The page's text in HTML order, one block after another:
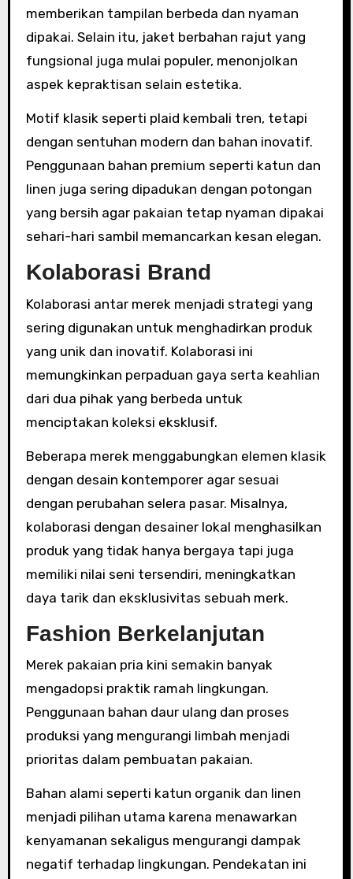
memberikan tampilan berbeda dan nyaman
dipakai. Selain itu, jaket berbahan rajut yang
fungsional juga mulai populer, menonjolkan
aspek kepraktisan selain estetika.
Motif klasik seperti plaid kembali tren, tetapi
dengan sentuhan modern dan bahan inovatif.
Penggunaan bahan premium seperti katun dan
linen juga sering dipadukan dengan potongan
yang bersih agar pakaian tetap nyaman dipakai
sehari-hari sambil memancarkan kesan elegan.
Kolaborasi Brand
Kolaborasi antar merek menjadi strategi yang
sering digunakan untuk menghadirkan produk
yang unik dan inovatif. Kolaborasi ini
memungkinkan perpaduan gaya serta keahlian
dari dua pihak yang berbeda untuk
menciptakan koleksi eksklusif.
Beberapa merek menggabungkan elemen klasik
dengan desain kontemporer agar sesuai
dengan perubahan selera pasar. Misalnya,
kolaborasi dengan desainer lokal menghasilkan
produk yang tidak hanya bergaya tapi juga
memiliki nilai seni tersendiri, meningkatkan
daya tarik dan eksklusivitas sebuah merk.
Fashion Berkelanjutan
Merek pakaian pria kini semakin banyak
mengadopsi praktik ramah lingkungan.
Penggunaan bahan daur ulang dan proses
produksi yang mengurangi limbah menjadi
prioritas dalam pembuatan pakaian.
Bahan alami seperti katun organik dan linen
menjadi pilihan utama karena menawarkan
kenyamanan sekaligus mengurangi dampak
negatif terhadap lingkungan. Pendekatan ini